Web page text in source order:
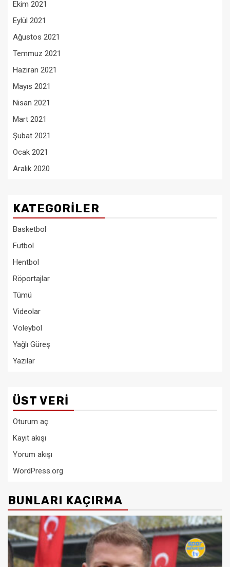
Ekim 2021
Eylül 2021
Ağustos 2021
Temmuz 2021
Haziran 2021
Mayıs 2021
Nisan 2021
Mart 2021
Şubat 2021
Ocak 2021
Aralık 2020
KATEGORILER
Basketbol
Futbol
Hentbol
Röportajlar
Tümü
Videolar
Voleybol
Yağlı Güreş
Yazılar
ÜST VERI
Oturum aç
Kayıt akışı
Yorum akışı
WordPress.org
BUNLARI KAÇIRMA